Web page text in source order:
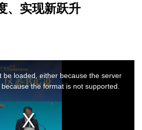
、实现新跃升
be loaded, either because the server
the format is not supported.